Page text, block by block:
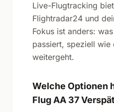
Live-Flugtracking
Flightradar24 und
Fokus ist anders:
passiert, speziell wie
weitergeht.
Welche Optionen
Flug AA 37